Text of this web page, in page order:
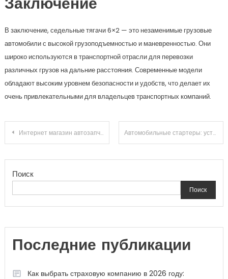
Заключение
В заключение, седельные тягачи 6×2 — это незаменимые грузовые
автомобили с высокой грузоподъемностью и маневренностью. Они
широко используются в транспортной отрасли для перевозки
различных грузов на дальние расстояния. Современные модели
обладают высоким уровнем безопасности и удобств, что делает их
очень привлекательными для владельцев транспортных компаний.
Навигация
записям
Интернет магазин автозапчастей: удобство и доступность для автолюбителей Автомобильные стартеры: устройство, принцип работы и особенности
Поиск
Поиск
Последние публикации
Как выбрать страховую компанию в 2026 году: